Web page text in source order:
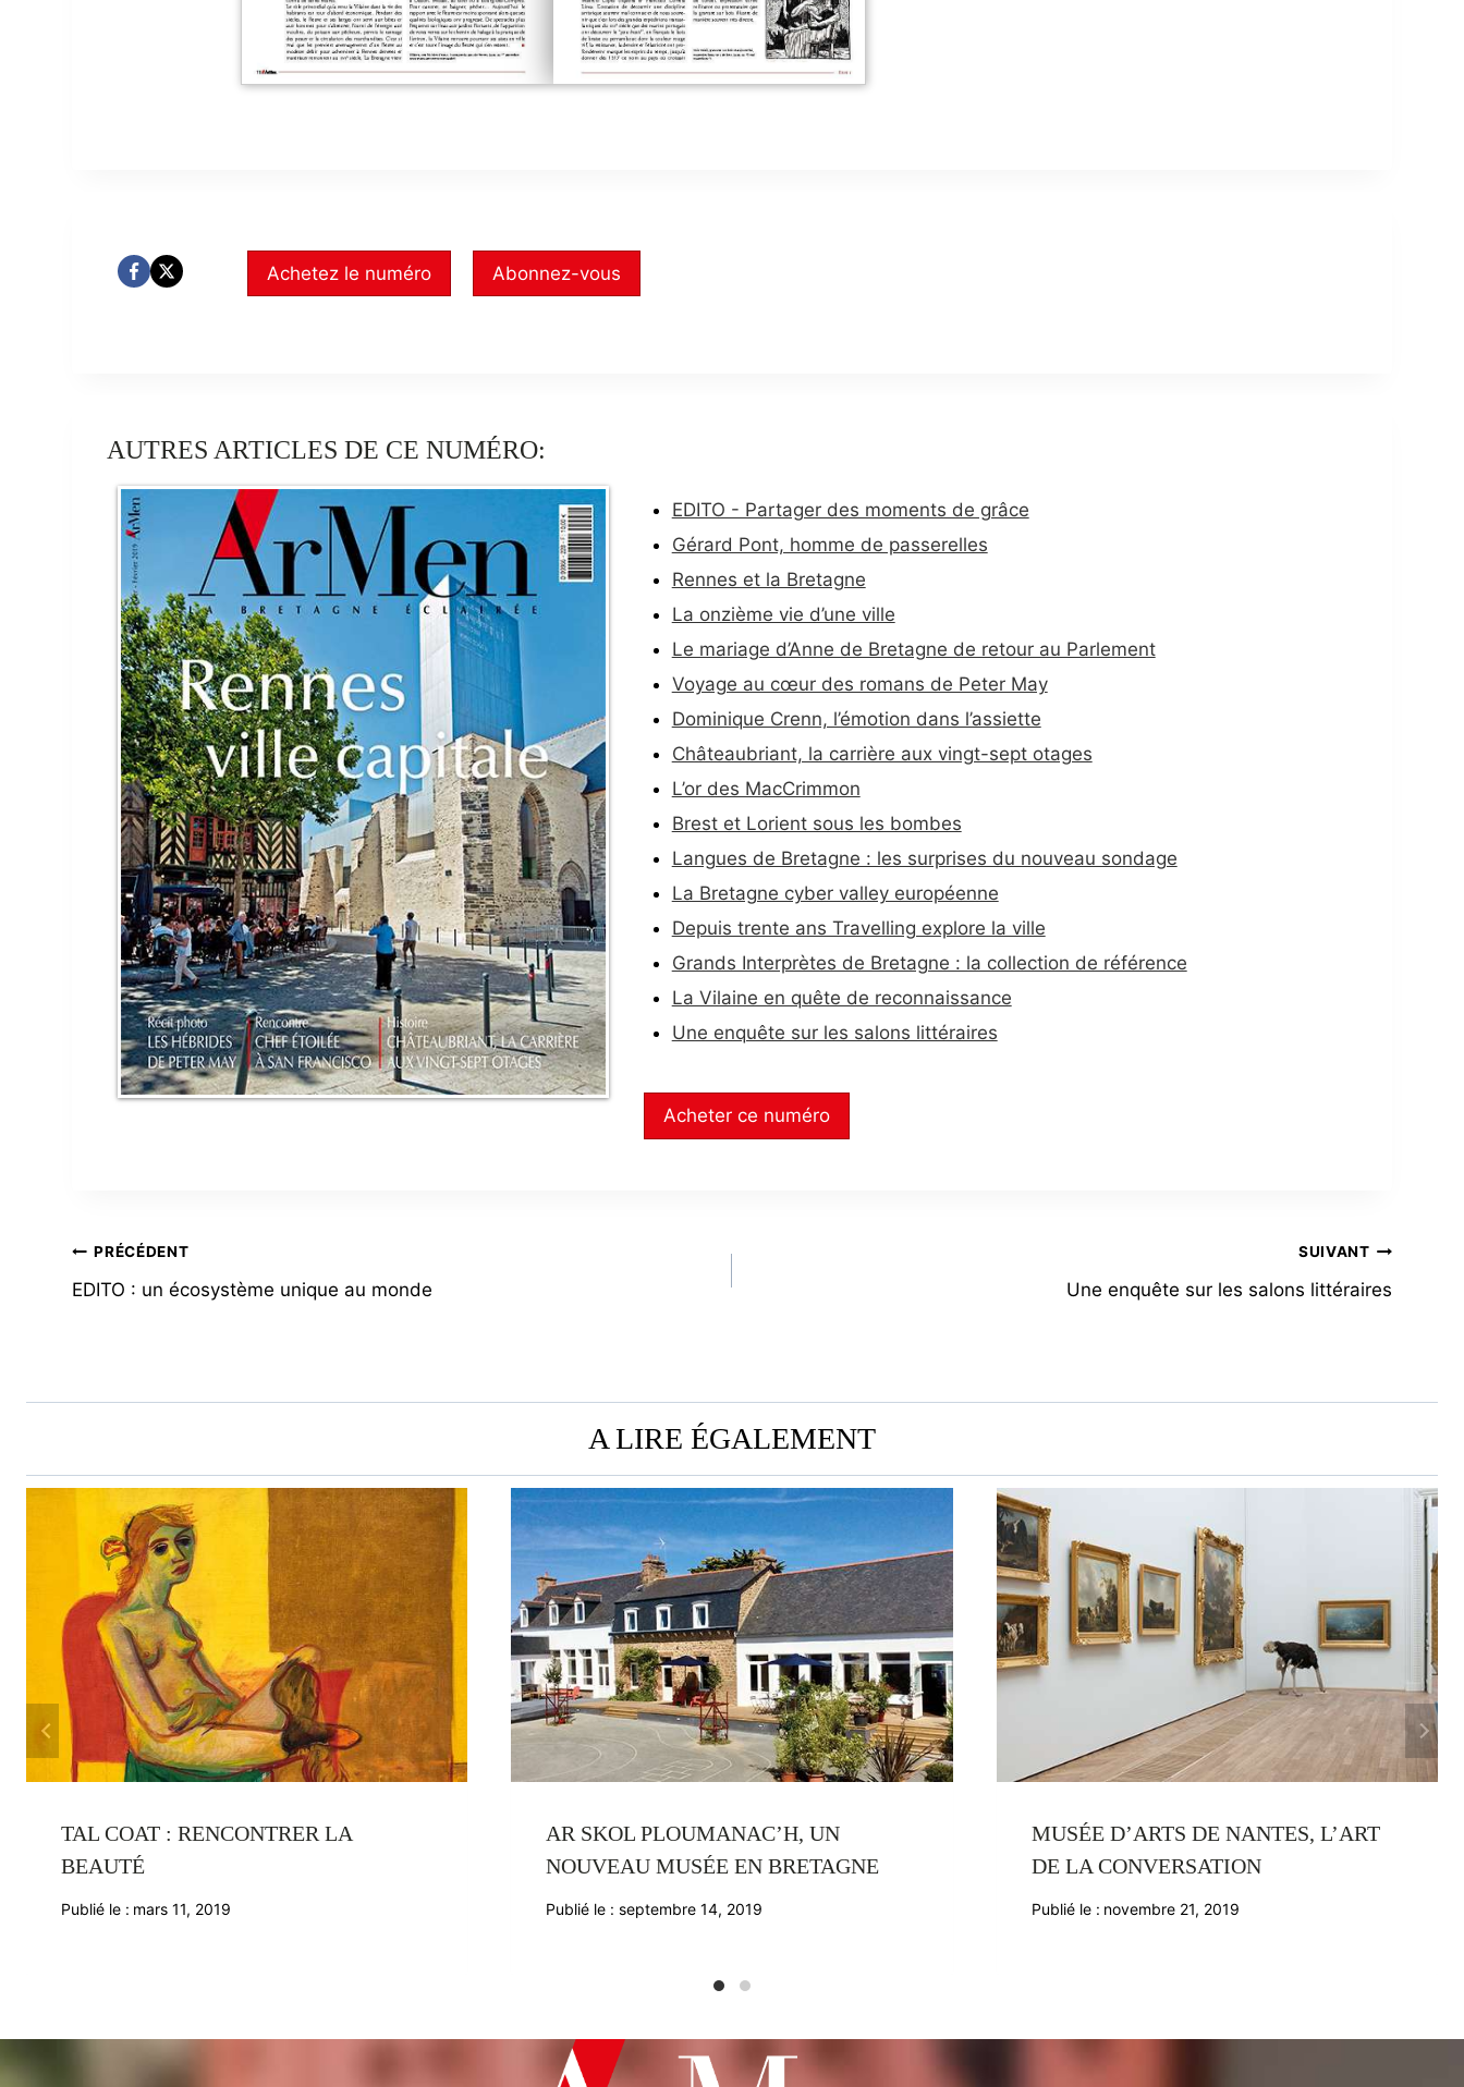
Achetez le numéro Abonnez-vous
AUTRES ARTICLES DE CE NUMÉRO:
EDITO - Partager des moments de grâce
Gérard Pont, homme de passerelles
Rennes et la Bretagne
La onzième vie d’une ville
Le mariage d’Anne de Bretagne de retour au Parlement
Voyage au cœur des romans de Peter May
Dominique Crenn, l’émotion dans l’assiette
Châteaubriant, la carrière aux vingt-sept otages
L’or des MacCrimmon
Brest et Lorient sous les bombes
Langues de Bretagne : les surprises du nouveau sondage
La Bretagne cyber valley européenne
Depuis trente ans Travelling explore la ville
Grands Interprètes de Bretagne : la collection de référence
La Vilaine en quête de reconnaissance
Une enquête sur les salons littéraires
Acheter ce numéro
NAVIGATION
DE
PRÉCÉDENT
EDITO : un écosystème unique au monde
SUIVANT
Une enquête sur les salons littéraires
A LIRE ÉGALEMENT
TAL COAT : RENCONTRER LA
BEAUTÉ
Publié le : mars 11, 2019
AR SKOL PLOUMANAC’H, UN
NOUVEAU MUSÉE EN BRETAGNE
Publié le : septembre 14, 2019
MUSÉE D’ARTS DE NANTES, L’ART
DE LA CONVERSATION
Publié le : novembre 21, 2019